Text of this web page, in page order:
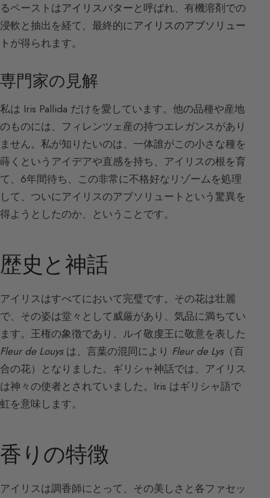
るペーストはアイリスバターと呼ばれ、有機溶剤での
浸軟と抽出を経て、最終的にアイリスのアブソリュー
ト が得られます。
専門家の見解
私は Iris Pallida だけを愛しています。他の品種や産地
のものには、フィレンツェ産の持つエレガンスがあり
ません。私が知りたいのは、一体誰がこの小さな種を
蒔くというアイデアや直感を持ち、アイリスの根を育
て、6年間待ち、この非常に不格好なリゾームを処理
して、ついにアイリスのアブソリュートという驚異を
得ようとしたのか、ということです。
歴史と神話
アイリスはすべてにおいて完璧です。その花は壮麗
で、その姿は堂々として威厳があり、気品に満ちてい
ます。王権の象徴であり、ルイ敬虔王に敬意を表した
Fleur de Louysは、言葉の混同により Fleur de Lys（百
合の花）となりました。ギリシャ神話では、アイリス
は神々の使者とされていました。Iris はギリシャ語で
虹を意味します。
香りの特徴
アイリスは調香師にとって、その美しさと各ファセッ